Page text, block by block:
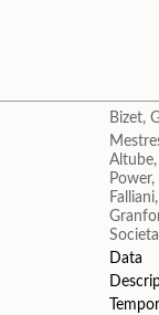
Bizet,
Power,
Data